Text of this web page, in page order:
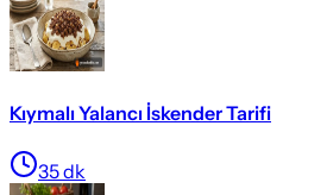
Kıymalı Yalancı İskender Tarifi
35dk